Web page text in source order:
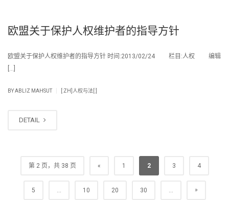
欧盟关于保护人权维护者的指导方针
欧盟关于保护人权维护者的指导方针 时间:2013/02/24 栏目:人权 编辑
[…]
BYABLIZ MAHSUT [:ZH]人权与法[:]
DETAIL
第 2 页，共 38 页 « 1 2 3 4
5 ... 10 20 30 ... »